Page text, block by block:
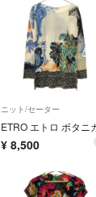
ニット/セーター
¥ 8,500